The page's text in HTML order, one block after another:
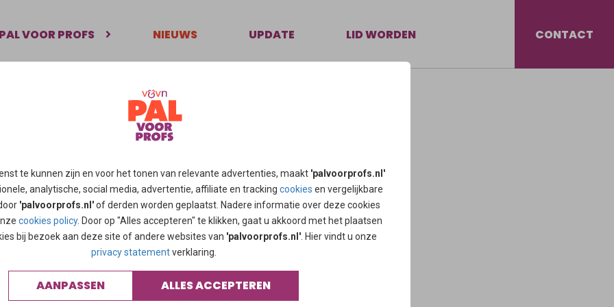
te kunnen zijn en voor het tonen van relevante advertenties, maakt 'palvoorprofs.nl'
analytische, social media, advertentie, affiliate en tracking cookies en vergelijkbare
'palvoorprofs.nl'of derden worden geplaatst. Nadere informatie over deze cookies
cookies policy. Door op "Alles accepteren" te klikken, gaat u akkoord met het plaatsen
bij bezoek aan deze site of andere websites van 'palvoorprofs.nl' . Hier vindt u onze
privacy statementverklaring.
AANPASSEN ALLES ACCEPTEREN
VOOR PROFS NIEUWS UPDATE LID WORDEN CONTACT
mildred denneboom 76 naar het einde van haar leven
de bewoners van het multicultureel hospice in Amsterdam Zuidoost niet graag
in de bijlage
76-